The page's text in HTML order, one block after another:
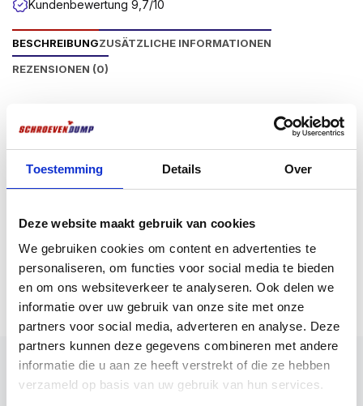
Toestemming Details Over
Deze website maakt gebruik van cookies
We gebruiken cookies om content en advertenties te
personaliseren, om functies voor social media te bieden
en om ons websiteverkeer te analyseren. Ook delen we
informatie over uw gebruik van onze site met onze
partners voor social media, adverteren en analyse. Deze
partners kunnen deze gegevens combineren met andere
informatie die u aan ze heeft verstrekt of die ze hebben
verzameld op basis van uw gebruik van hun services.
Kundenbewertung 9,7/10
BESCHREIBUNGZUSÄTZLICHE INFORMATIONEN
REZENSIONEN (0)
Spanplattenschrauben oder anderen
Befestigungselementen, die einen Torx-Anschluss
TX10, TX15, TX20, TX25, TX30, TX40. Für
verschiedenen Längen erhältlich, nämlich 25, 50 und
70 mm lang. Der Schraubendreheranschluss aller
Schraubendreherbits ist ein ¼” Sechskant.
Anwendung
Eindrehen von Befestigungselementen mit Torx-
Anschluss.
Mehr anzeigen